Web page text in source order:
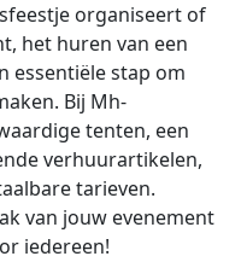
organiseert of
het huren van een
essentiële stap om
Bij Mh-
tenten, een
verhuurartikelen,
tarieven.
van jouw evenement
iedereen!